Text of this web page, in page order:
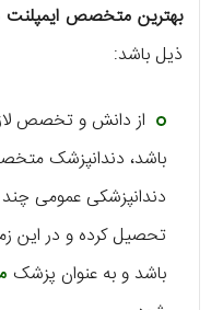
بهترین متخصص ایمپلنت
ذیل باشد:
از دانش و تخصص
باشد، دندانپزشک
دندانپزشکی عمومی
تحصیل کرده و در این
باشد و به عنوان پزشک